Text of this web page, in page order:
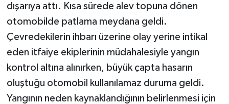
dışarıya attı. Kısa sürede alev topuna dönen
otomobilde patlama meydana geldi.
Çevredekilerin ihbarı üzerine olay yerine intikal
eden itfaiye ekiplerinin müdahalesiyle yangın
kontrol altına alınırken, büyük çapta hasarın
oluştuğu otomobil kullanılamaz duruma geldi.
Yangının neden kaynaklandığının belirlenmesi için